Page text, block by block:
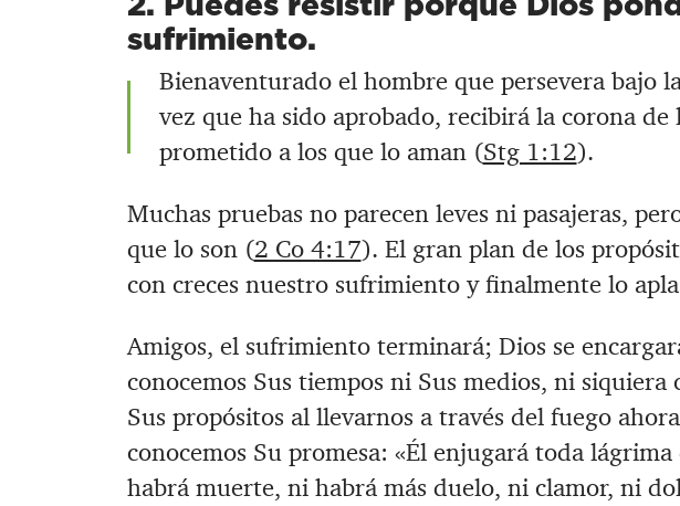
sufrimiento.
Bienaventurado el hombre que persevera bajo
vez que ha sido aprobado, recibirá la corona de
prometido a los que lo aman (Stg 1:12).
Muchas pruebas no parecen leves ni pasajeras,
que lo son (2 Co 4:17). El gran plan de los
con creces nuestro sufrimiento y finalmente lo
Amigos, el sufrimiento terminará; Dios se
conocemos Sus tiempos ni Sus medios, ni siquiera
Sus propósitos al llevarnos a través del fuego
conocemos Su promesa: «Él enjugará toda lágrima
habrá muerte, ni habrá más duelo, ni clamor, ni